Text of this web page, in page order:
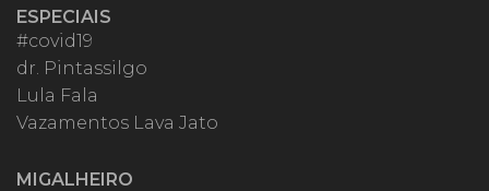
ESPECIAIS
#covid19
dr. Pintassilgo
Lula Fala
Vazamentos Lava Jato
MIGALHEIRO